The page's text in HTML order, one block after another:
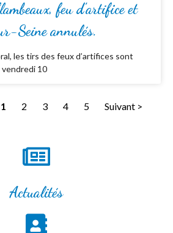
feu d’artifice et
Seine annulés.
les tirs des feux d’artifices sont
10
1 2 3 4 5 Suivant >
Actualités